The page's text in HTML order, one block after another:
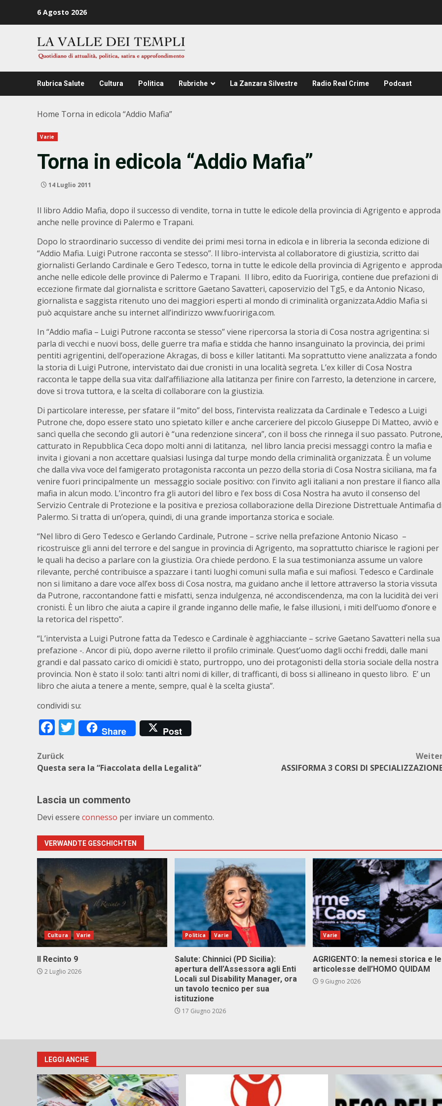
6 Agosto 2026
Rubrica Salute Cultura Politica Rubriche La Zanzara Silvestre Radio Real Crime Podcast
Home Torna in edicola “Addio Mafia”
Varie
Torna in edicola “Addio Mafia”
14 Luglio 2011
Il libro Addio Mafia, dopo il successo di vendite, torna in tutte le edicole della provincia di Agrigento e approda
anche nelle province di Palermo e Trapani.
Dopo lo straordinario successo di vendite dei primi mesi torna in edicola e in libreria la seconda edizione di
“Addio Mafia. Luigi Putrone racconta se stesso”. Il libro-intervista al collaboratore di giustizia, scritto dai
giornalisti Gerlando Cardinale e Gero Tedesco, torna in tutte le edicole della provincia di Agrigento e approda
anche nelle edicole delle province di Palermo e Trapani. Il libro, edito da Fuoririga, contiene due prefazioni di
eccezione firmate dal giornalista e scrittore Gaetano Savatteri, caposervizio del Tg5, e da Antonio Nicaso,
giornalista e saggista ritenuto uno dei maggiori esperti al mondo di criminalità organizzata.Addio Mafia si
può acquistare anche su internet all’indirizzo www.fuoririga.com.
In “Addio mafia – Luigi Putrone racconta se stesso” viene ripercorsa la storia di Cosa nostra agrigentina: si
parla di vecchi e nuovi boss, delle guerre tra mafia e stidda che hanno insanguinato la provincia, dei primi
pentiti agrigentini, dell’operazione Akragas, di boss e killer latitanti. Ma soprattutto viene analizzata a fondo
la storia di Luigi Putrone, intervistato dai due cronisti in una località segreta. L’ex killer di Cosa Nostra
racconta le tappe della sua vita: dall’affiliazione alla latitanza per finire con l’arresto, la detenzione in carcere,
dove si trova tuttora, e la scelta di collaborare con la giustizia.
Di particolare interesse, per sfatare il “mito” del boss, l’intervista realizzata da Cardinale e Tedesco a Luigi
Putrone che, dopo essere stato uno spietato killer e anche carceriere del piccolo Giuseppe Di Matteo, avviò e
sancì quella che secondo gli autori è “una redenzione sincera”, con il boss che rinnega il suo passato. Putrone,
catturato in Repubblica Ceca dopo molti anni di latitanza, nel libro lancia precisi messaggi contro la mafia e
invita i giovani a non accettare qualsiasi lusinga dal turpe mondo della criminalità organizzata. È un volume
che dalla viva voce del famigerato protagonista racconta un pezzo della storia di Cosa Nostra siciliana, ma fa
venire fuori principalmente un messaggio sociale positivo: con l’invito agli italiani a non prestare il fianco alla
mafia in alcun modo. L’incontro fra gli autori del libro e l’ex boss di Cosa Nostra ha avuto il consenso del
Servizio Centrale di Protezione e la positiva e preziosa collaborazione della Direzione Distrettuale Antimafia
Palermo. Si tratta di un’opera, quindi, di una grande importanza storica e sociale.
“Nel libro di Gero Tedesco e Gerlando Cardinale, Putrone – scrive nella prefazione Antonio Nicaso –
ricostruisce gli anni del terrore e del sangue in provincia di Agrigento, ma soprattutto chiarisce le ragioni per
le quali ha deciso a parlare con la giustizia. Ora chiede perdono. E la sua testimonianza assume un valore
rilevante, perché contribuisce a spazzare i tanti luoghi comuni sulla mafia e sui mafiosi. Tedesco e Cardinale
non si limitano a dare voce all’ex boss di Cosa nostra, ma guidano anche il lettore attraverso la storia vissuta
da Putrone, raccontandone fatti e misfatti, senza indulgenza, né accondiscendenza, ma con la lucidità dei veri
cronisti. È un libro che aiuta a capire il grande inganno delle mafie, le false illusioni, i miti dell’uomo d’onore e
la retorica del rispetto”.
“L’intervista a Luigi Putrone fatta da Tedesco e Cardinale è agghiacciante – scrive Gaetano Savatteri nella sua
prefazione -. Ancor di più, dopo averne riletto il profilo criminale. Quest’uomo dagli occhi freddi, dalle mani
grandi e dal passato carico di omicidi è stato, purtroppo, uno dei protagonisti della storia sociale della nostra
provincia. Non è stato il solo: tanti altri nomi di killer, di trafficanti, di boss si allineano in questo libro. E’ un
libro che aiuta a tenere a mente, sempre, qual è la scelta giusta”.
condividi su:
Facebook
Twitter
Share Post
Beitragsnavigation
Zurück
Questa sera la “Fiaccolata della Legalità”
ASSIFORMA 3 CORSI DI
Lascia un commento
Devi essere connesso per inviare un commento.
VERWANDTE GESCHICHTEN
Cultura Varie
Il Recinto 9
2 Luglio 2026
Politica Varie
Salute: Chinnici (PD Sicilia):
apertura dell’Assessora agli Enti
Locali sul Disability Manager, ora
un tavolo tecnico per sua
istituzione
17 Giugno 2026
Varie
AGRIGENTO: la nemesi storica e le
articolesse dell’HOMO QUIDAM
9 Giugno 2026
LEGGI ANCHE